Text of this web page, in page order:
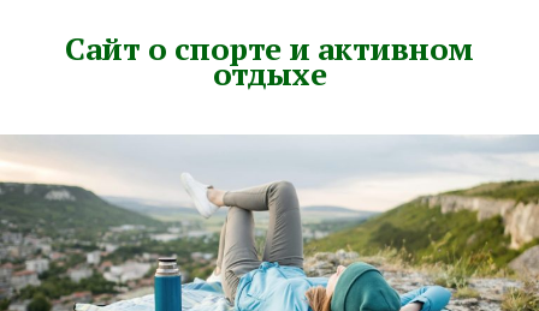
Сайт о спорте и активном
отдыхе